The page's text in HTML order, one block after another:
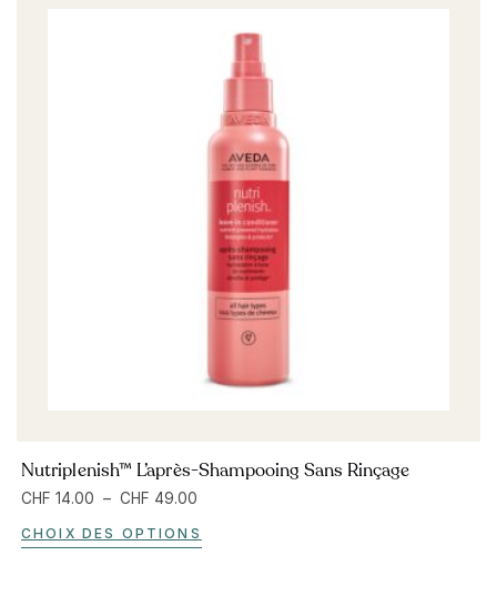
Nutriplenish™ L’après-Shampooing Sans Rinçage
CHF 14.00 – CHF 49.00
CHOIX DES OPTIONS